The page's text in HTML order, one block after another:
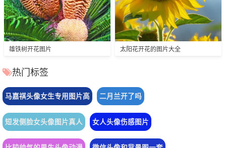
雄铁树开花图片 太阳花开花的图片大全
热门标签
马嘉祺头像女生专用图片高 二月兰开了吗
短发侧脸女头像图片真人 女人头像伤感图片